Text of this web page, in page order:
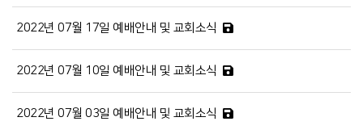
2022년 07월 17일 예배안내 및 교회소식
2022년 07월 10일 예배안내 및 교회소식
2022년 07월 03일 예배안내 및 교회소식